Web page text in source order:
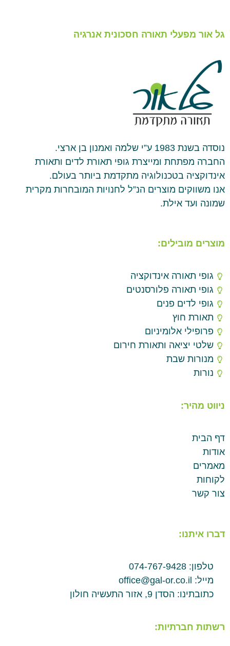
גל אור מפעלי תאורה חסכונית אנרגיה
נוסדה בשנת 1983 ע”י שלמה ואמנון בן ארצי.
החברה מפתחת ומייצרת גופי תאורת לדים ותאורת
אינדוקציה בטכנולוגיה מתקדמת ביותר בעולם.
אנו משווקים מוצרים הנ”ל לחנויות המובחרות מקרית
שמונה ועד אילת.
מוצרים מובילים:
גופי תאורה אינדוקציה
גופי תאורה פלורסנטים
גופי לדים פנים
תאורת חוץ
פרופילי אלומיניום
שלטי יציאה ותאורת חירום
מנורות שבת
נורות
ניווט מהיר:
דף הבית
אודות
מאמרים
לקוחות
צור קשר
דברו איתנו:
טלפון: 074-767-9428
מייל: office@gal-or.co.il
כתובתינו: הסדן 9, אזור התעשיה חולון
רשתות חברתיות: